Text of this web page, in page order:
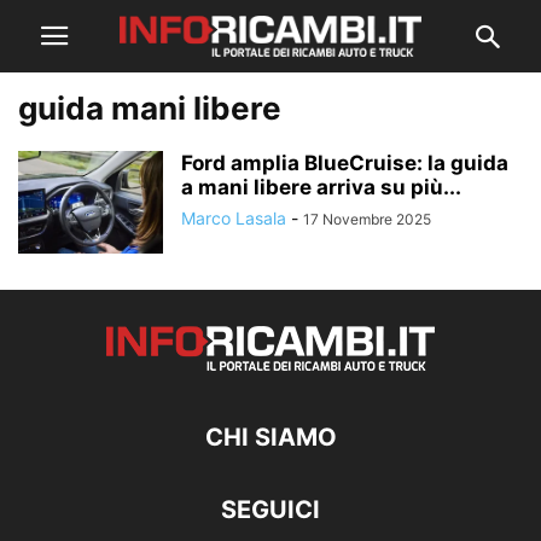
guida mani libere
Ford amplia BlueCruise: la guida
a mani libere arriva su più...
Marco Lasala - 17 Novembre 2025
CHI SIAMO
SEGUICI